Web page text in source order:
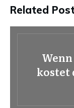
Related
kostet